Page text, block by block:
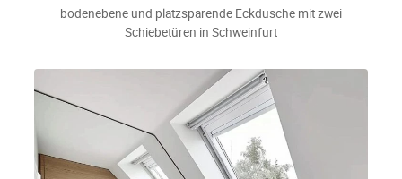
bodenebene und platzsparende Eckdusche mit zwei
Schiebetüren in Schweinfurt